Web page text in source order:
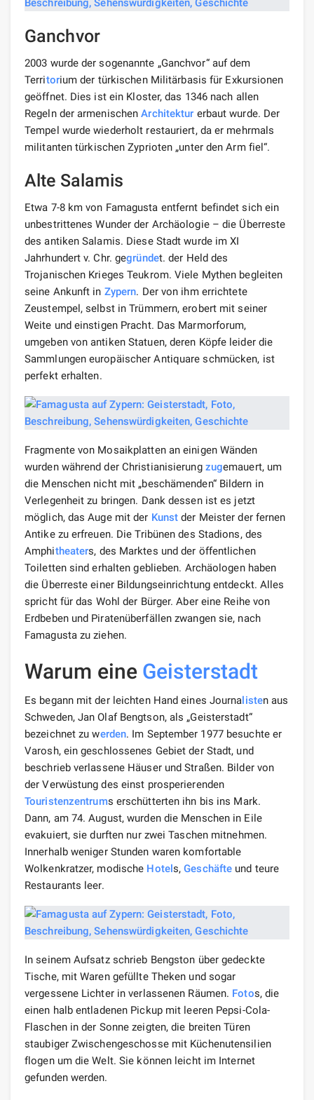
Ganchvor
2003 wurde der sogenannte „Ganchvor“ auf dem
Territorium der türkischen Militärbasis für Exkursionen
geöffnet. Dies ist ein Kloster, das 1346 nach allen
Regeln der armenischenArchitektur erbaut wurde. Der
Tempel wurde wiederholt restauriert, da er mehrmals
militanten türkischen Zyprioten „unter den Arm fiel“.
Alte Salamis
Etwa 7-8 km von Famagusta entfernt befindet sich ein
unbestrittenes Wunder der Archäologie – die Überreste
des antiken Salamis. Diese Stadt wurde im XI
Jahrhundert v. Chr. gegründet. der Held des
Trojanischen Krieges Teukrom. Viele Mythen begleiten
seine Ankunft in Zypern. Der von ihm errichtete
Zeustempel, selbst in Trümmern, erobert mit seiner
Weite und einstigen Pracht. Das Marmorforum,
umgeben von antiken Statuen, deren Köpfe leider die
Sammlungen europäischer Antiquare schmücken, ist
perfekt erhalten.
Fragmente von Mosaikplatten an einigen Wänden
wurden während der Christianisierung zugemauert, um
die Menschen nicht mit „beschämenden“ Bildern in
Verlegenheit zu bringen. Dank dessen ist es jetzt
möglich, das Auge mit der Kunst der Meister der fernen
Antike zu erfreuen. Die Tribünen des Stadions, des
Amphitheaters, des Marktes und der öffentlichen
Toiletten sind erhalten geblieben. Archäologen haben
die Überreste einer Bildungseinrichtung entdeckt. Alles
spricht für das Wohl der Bürger. Aber eine Reihe von
Erdbeben und Piratenüberfällen zwangen sie, nach
Famagusta zu ziehen.
Warum eine Geisterstadt
Es begann mit der leichten Hand eines Journalisten aus
Schweden, Jan Olaf Bengtson, als „Geisterstadt“
bezeichnet zu werden. Im September 1977 besuchte er
Varosh, ein geschlossenes Gebiet der Stadt, und
beschrieb verlassene Häuser und Straßen. Bilder von
der Verwüstung des einst prosperierenden
Touristenzentrums erschütterten ihn bis ins Mark.
Dann, am 74. August, wurden die Menschen in Eile
evakuiert, sie durften nur zwei Taschen mitnehmen.
Innerhalb weniger Stunden waren komfortable
Wolkenkratzer, modische Hotels,Geschäfte und teure
Restaurants leer.
In seinem Aufsatz schrieb Bengston über gedeckte
Tische, mit Waren gefüllte Theken und sogar
vergessene Lichter in verlassenen Räumen. Fotos, die
einen halb entladenen Pickup mit leeren Pepsi-Cola-
Flaschen in der Sonne zeigten, die breiten Türen
staubiger Zwischengeschosse mit Küchenutensilien
flogen um die Welt. Sie können leicht im Internet
gefunden werden.